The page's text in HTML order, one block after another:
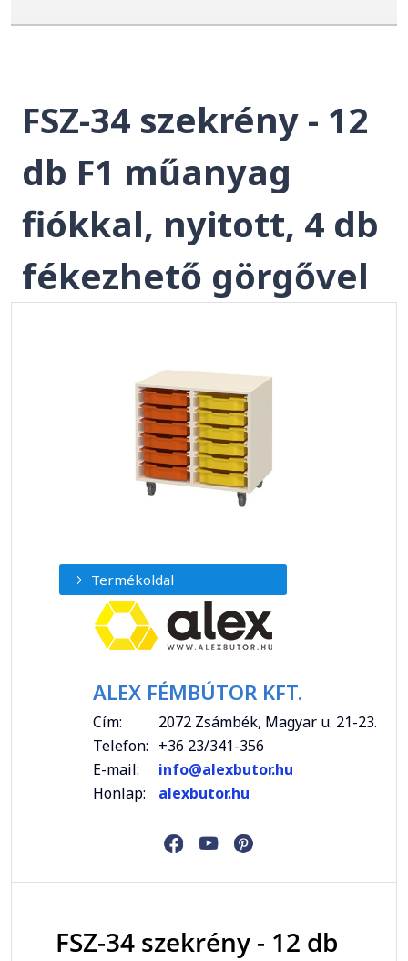
FSZ-34 szekrény - 12
db F1 műanyag
fiókkal, nyitott, 4 db
fékezhető görgővel
Termékoldal
ALEX FÉMBÚTOR KFT.
Cím:
2072 Zsámbék, Magyar u. 21-23.
Telefon: +36 23/341-356
E-mail:
info@alexbutor.hu
Honlap:
alexbutor.hu
FSZ-34 szekrény - 12 db